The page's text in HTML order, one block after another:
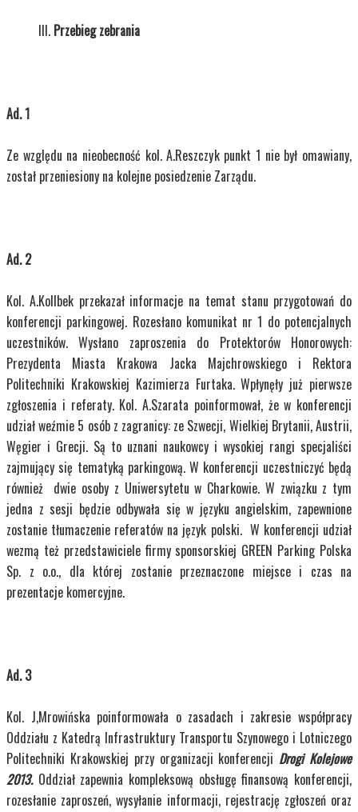
Przebieg zebrania
Ad. 1
Ze względu na nieobecność kol. A.Reszczyk punkt 1 nie był omawiany,
został przeniesiony na kolejne posiedzenie Zarządu.
Ad. 2
Kol. A.Kollbek przekazał informacje na temat stanu przygotowań do
konferencji parkingowej. Rozesłano komunikat nr 1 do potencjalnych
uczestników. Wysłano zaproszenia do Protektorów Honorowych:
Prezydenta Miasta Krakowa Jacka Majchrowskiego i Rektora
Politechniki Krakowskiej Kazimierza Furtaka. Wpłynęły już pierwsze
zgłoszenia i referaty. Kol. A.Szarata poinformował, że w konferencji
udział weźmie 5 osób z zagranicy: ze Szwecji, Wielkiej Brytanii, Austrii,
Węgier i Grecji. Są to uznani naukowcy i wysokiej rangi specjaliści
zajmujący się tematyką parkingową. W konferencji uczestniczyć będą
również dwie osoby z Uniwersytetu w Charkowie. W związku z tym
jedna z sesji będzie odbywała się w języku angielskim, zapewnione
zostanie tłumaczenie referatów na język polski. W konferencji udział
wezmą też przedstawiciele firmy sponsorskiej GREEN Parking Polska
Sp. z o.o., dla której zostanie przeznaczone miejsce i czas na
prezentacje komercyjne.
Ad. 3
Kol. J,Mrowińska poinformowała o zasadach i zakresie współpracy
Oddziału z Katedrą Infrastruktury Transportu Szynowego i Lotniczego
Politechniki Krakowskiej przy organizacji konferencji Drogi Kolejowe
2013. Oddział zapewnia kompleksową obsługę finansową konferencji,
rozesłanie zaproszeń, wysyłanie informacji, rejestrację zgłoszeń oraz